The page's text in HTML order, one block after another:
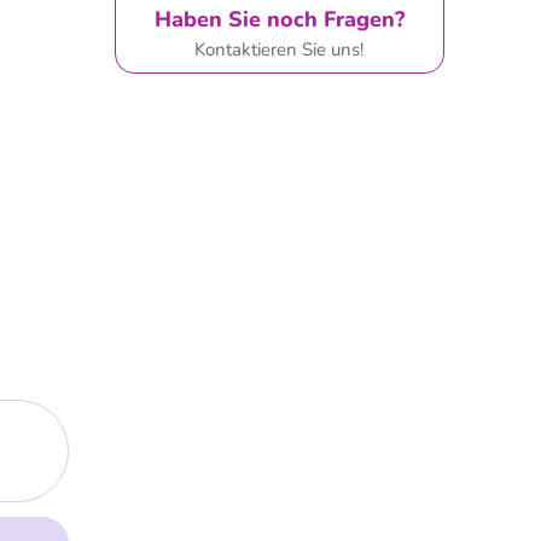
Haben Sie noch Fragen?
Kontaktieren Sie uns!